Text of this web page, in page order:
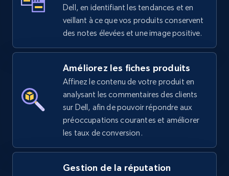
5.4K+ 667+ Commencer
Seller id, URL, Seller name, Description, Detailed
info, Stars, Feedbacks, Return policy, and more.
378+ Commencer
Dell, en identifiant les tendances et en
veillant à ce que vos produits conservent
des notes élevées et une image positive.
Améliorez les fiches produits
Affinez le contenu de votre produit en
analysant les commentaires des clients
sur Dell, afin de pouvoir répondre aux
préoccupations courantes et améliorer
les taux de conversion.
Gestion de la réputation